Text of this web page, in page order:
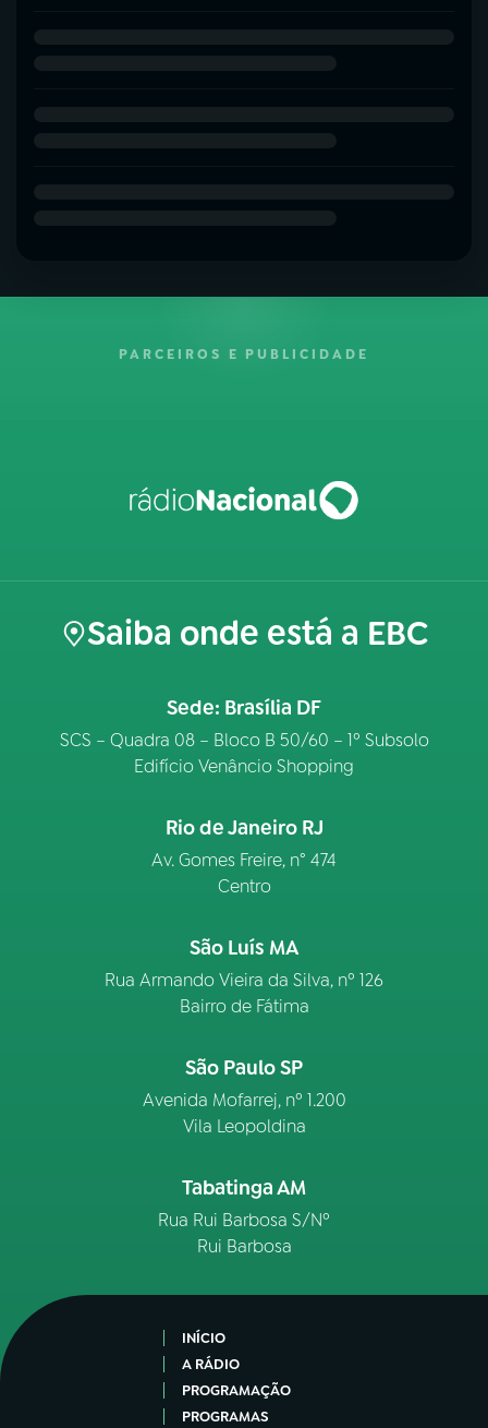
PARCEIROS E PUBLICIDADE
Saiba onde está a EBC
Sede: Brasília DF
SCS – Quadra 08 – Bloco B 50/60 – 1º Subsolo
Edifício Venâncio Shopping
Rio de Janeiro RJ
Av. Gomes Freire, n° 474
Centro
São Luís MA
Rua Armando Vieira da Silva, nº 126
Bairro de Fátima
São Paulo SP
Avenida Mofarrej, nº 1.200
Vila Leopoldina
Tabatinga AM
Rua Rui Barbosa S/Nº
Rui Barbosa
INÍCIO
A RÁDIO
PROGRAMAÇÃO
PROGRAMAS